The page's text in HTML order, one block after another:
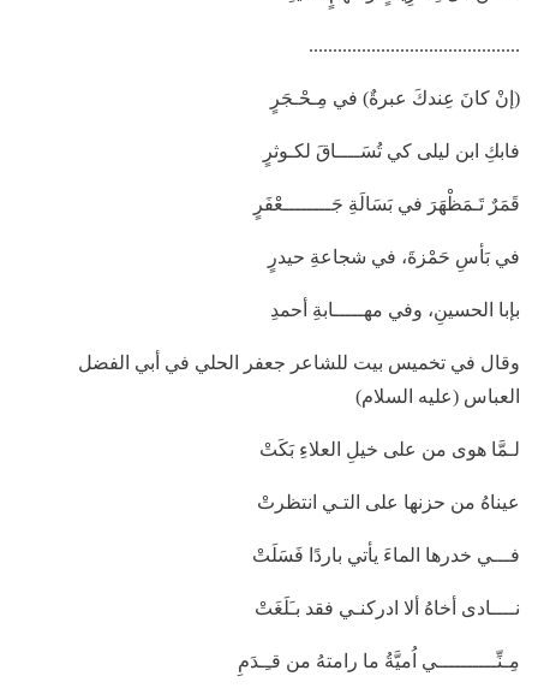
............................................
(إنْ كانَ عِندكَ عبرةٌ) في مِـحْـجَرٍ
فابكِ ابن ليلى كي تُسَــــاقَ لكـوثرٍ
قَمَرٌ تَـمَظْهَرَ في بَسَالَةِ جَــــــــعْفَرٍ
في بَأسِ حَمْزةَ، في شجاعةِ حيدرٍ
بإبا الحسينِ، وفي مهـــــابةِ أحمدِ
وقال في تخميس بيت للشاعر جعفر الحلي في أبي الفضل
العباس (عليه السلام)
لـمَّا هوى من على خيلِ العلاءِ بَكَتْ
عيناهُ من حزنها على التـي انتظرتْ
فـــي خدرها الماءَ يأتي باردًا فَسَلَتْ
نــــادى أخاهُ ألا ادركنـي فقد بـَلَغَتْ
مِـنِّــــــــــي اُميَّةُ ما رامتهُ من قـِـدَمِ